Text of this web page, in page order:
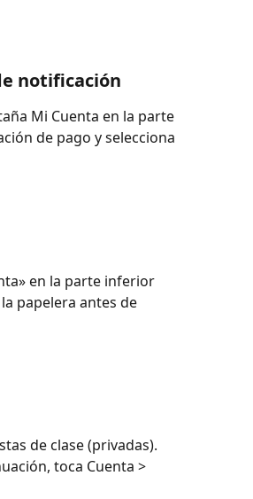
notificación
Mi Cuenta en la parte
de pago y selecciona
en la parte inferior
papelera antes de
de clase (privadas).
toca Cuenta >